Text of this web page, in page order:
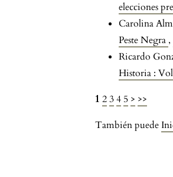
elecciones
Carolina
Peste Negra ,
Ricardo
Historia :
1 234 5 > >>
También puede